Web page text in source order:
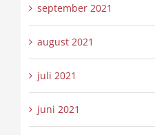
september 2021
august 2021
juli 2021
juni 2021